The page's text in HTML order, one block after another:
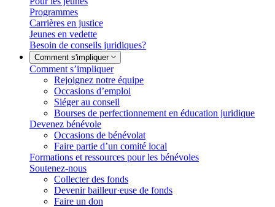
Programmes
Carrières en justice
Jeunes en vedette
Besoin de conseils juridiques?
Comment s'impliquer
Comment s’impliquer
Rejoignez notre équipe
Occasions d’emploi
Siéger au conseil
Bourses de perfectionnement en éducation juridique
Devenez bénévole
Occasions de bénévolat
Faire partie d’un comité local
Formations et ressources pour les bénévoles
Soutenez-nous
Collecter des fonds
Devenir bailleur·euse de fonds
Faire un don